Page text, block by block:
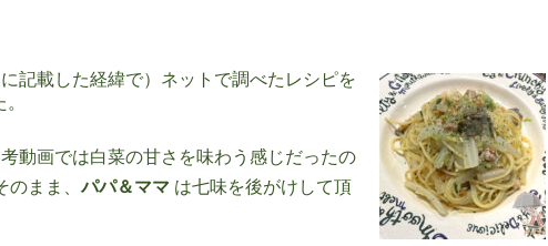
記載した経緯で）ネットで調べたレシピを
動画では白菜の甘さを味わう感じだったの
のまま、パパ＆ママ は七味を後がけして頂